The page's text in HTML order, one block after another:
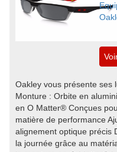
Oakley vous présente ses
Monture : Orbite en
en O Matter® Conçues
matière de performance
alignement optique précis
la journée grâce au